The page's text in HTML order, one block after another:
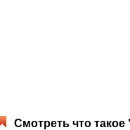
Смотреть что